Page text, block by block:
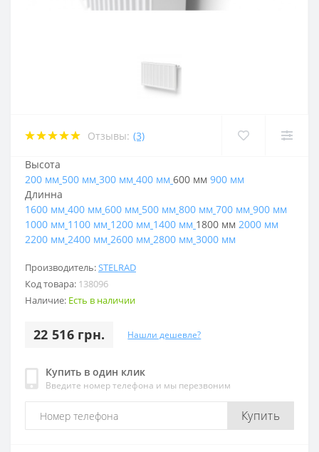
Отзывы: (3)
Производитель:STELRAD
Код товара: 138096
Наличие: Есть в наличии
22 516 грн. Нашли дешевле?
Купить в один клик
Введите номер телефона и мы перезвоним
Купить
Высота
200 мм 500 мм 300 мм 400 мм 600 мм 900 мм
Длинна
1600 мм 400 мм 600 мм 500 мм 800 мм 700 мм 900 мм
1000 мм 1100 мм 1200 мм 1400 мм 1800 мм 2000 мм
2200 мм 2400 мм 2600 мм 2800 мм 3000 мм